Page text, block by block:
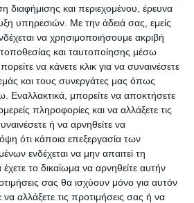
διαφήμισης και περιεχομένου, έρευνα
υπηρεσιών. Με την άδειά σας, εμείς
να χρησιμοποιήσουμε ακριβή
και ταυτοποίησης μέσω
να κάνετε κλικ για να συναινέσετε
και τους συνεργάτες μας όπως
Εναλλακτικά, μπορείτε να αποκτήσετε
πληροφορίες και να αλλάξετε τις
ή να αρνηθείτε να
ότι κάποια επεξεργασία των
ενδέχεται να μην απαιτεί τη
το δικαίωμα να αρνηθείτε αυτήν
σας θα ισχύουν μόνο για αυτόν
αλλάξετε τις προτιμήσεις σας ή να
να καλυφθούν.
για πιθανές
παρεμβάσεις στο
πρωτοστατεί στην
κάποια μορφή
της Άγκυρας. Ο
ήδη ξεκινήσει
με γραμμή